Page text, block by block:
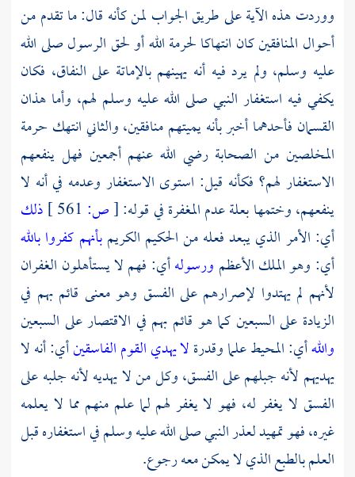
ووردت هذه الآية على طريق الجواب لمن كأنه قال: ما تقدم من
أحوال المنافقين كان انتهاكا لحرمة الله أو لحق الرسول صلى الله
عليه وسلم، ولم يرد فيه أنه يهينهم بالإماتة على النفاق، فكان
يكفي فيه استغفار النبي صلى الله عليه وسلم لهم، وأما هذان
القسمان فأحدهما أخبر بأنه يميتهم منافقين، والثاني انتهك حرمة
المخلصين من الصحابة رضي الله عنهم أجمعين فهل ينفعهم
الاستغفار لهم؟ فكأنه قيل: استوى الاستغفار وعدمه في أنه لا
ينفعهم، وختمها بعلة عدم المغفرة في قوله:[ص:
ذلك
أي: الأمر الذي يبعد فعله من الحكيم الكريمبأنهم كفروا بالله
أي: وهو الملك الأعظم ورسولهأي: فهم لا يستأهلون الغفران
لأنهم لم يهتدوا لإصرارهم على الفسق وهو معنى قائم بهم في
الزيادة على السبعين كما هو قائم بهم في الاقتصار على السبعين
واللهأي: المحيط علما وقدرةلا يهدي القوم الفاسقينأي: أنه لا
يهديهم لأنه جبلهم على الفسق، وكل من لا يهديه لأنه جلبه على
الفسق لا يغفر له، فهو لا يغفر لهم لما علم منهم مما لا يعلمه
غيره، فهو تمهيد لعذر النبي صلى الله عليه وسلم في استغفاره قبل
العلم بالطبع الذي لا يمكن معه رجوع.